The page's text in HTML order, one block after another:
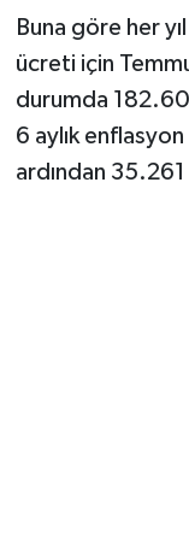
Buna göre her
ücreti için
durumda
6 aylık enflasyon
ardından